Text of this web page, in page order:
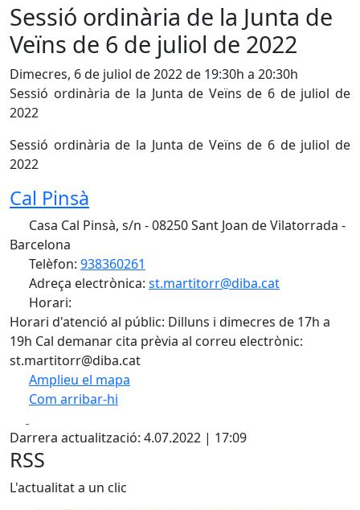
Sessió ordinària de la Junta de
Veïns de 6 de juliol de 2022
Dimecres, 6 de juliol de 2022 de 19:30h a 20:30h
Sessió ordinària de la Junta de Veïns de 6 de juliol de
2022
Sessió ordinària de la Junta de Veïns de 6 de juliol de
2022
Cal Pinsà
Casa Cal Pinsà, s/n - 08250 Sant Joan de Vilatorrada -
Barcelona
Telèfon: 938360261
Adreça electrònica: st.martitorr@diba.cat
Horari:
Horari d'atenció al públic: Dilluns i dimecres de 17h a
19h Cal demanar cita prèvia al correu electrònic:
st.martitorr@diba.cat
Amplieu el mapa
Com arribar-hi
+
−
Darrera actualització: 4.07.2022 | 17:09
RSS
L'actualitat a un clic